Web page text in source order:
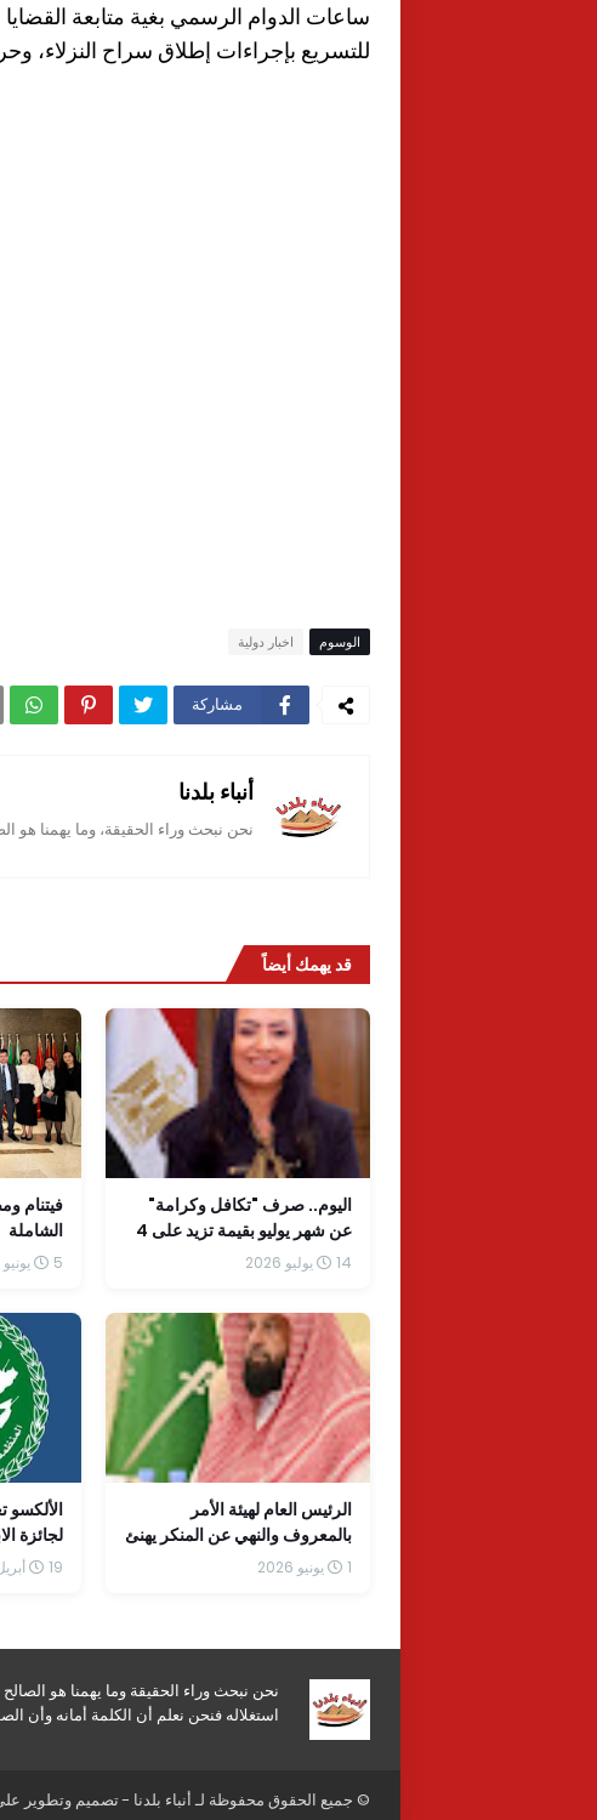
ساعات الدوام الرسمي بغية متابعة
للتسريع بإجراءات إطلاق سراح النزلاء،
الوسوم اخبار دولية
مشاركة
أنباء بلدنا
نحن نبحث وراء الحقيقة، وما يهمنا
قد يهمك أيضاً
اليوم.. صرف "تكافل وكرامة"
عن شهر يوليو بقيمة تزيد على 4
مليارات جنيه
14 يوليو 2026
فيتنام
الشاملة
5 يونيو 2026
الرئيس العام لهيئة الأمر
بالمعروف والنهي عن المنكر يهنئ
القيادة الرشيدة بمناسبة نجاح1 يونيو 2026
الألكسو
لجائزة
"اليقظة
19 أبريل 2026
نحن نبحث وراء الحقيقة وما يهمنا هو
استغلاله فنحن نعلم أن الكلمة أمانه وأن
© جميع الحقوق محفوظة لـ أنباء بلدنا - تصميم وتطوير